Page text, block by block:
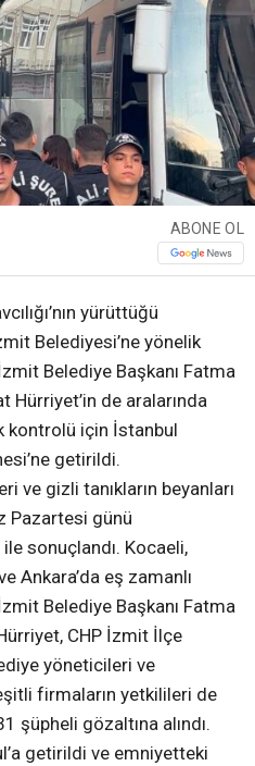
ABONE OL
yürüttüğü
Belediyesi’ne yönelik
Belediye Başkanı Fatma
Hürriyet’in de aralarında
kontrolü için İstanbul
getirildi.
ve gizli tanıkların beyanları
Pazartesi günü
sonuçlandı. Kocaeli,
Ankara’da eş zamanlı
Belediye Başkanı Fatma
CHP İzmit İlçe
yöneticileri ve
firmaların yetkilileri de
şüpheli gözaltına alındı.
getirildi ve emniyetteki